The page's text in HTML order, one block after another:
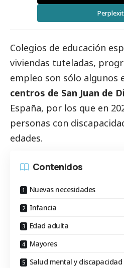
Colegios de educación
viviendas tuteladas,
empleo son sólo algunos
centros de San Juan de
España, por los que en
personas con
edades.
Contenidos
Nuevas necesidades
Infancia
Edad adulta
Mayores
Salud mental y discapacidad